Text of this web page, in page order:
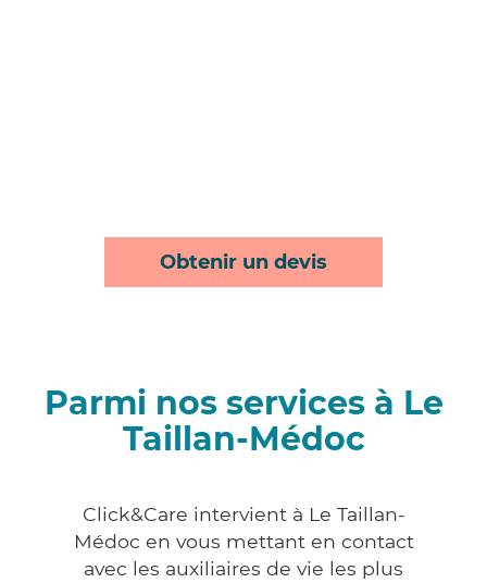
Obtenir un devis
Parmi nos services à Le
Taillan-Médoc
Click&Care intervient à Le Taillan-
Médoc en vous mettant en contact
avec les auxiliaires de vie les plus